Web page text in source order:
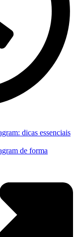
dicas essenciais
de forma